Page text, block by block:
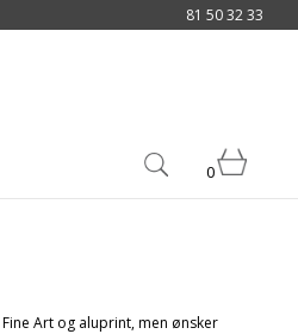
81 50 32 33
0
Art og aluprint, men ønsker